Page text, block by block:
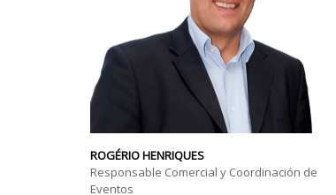
ROGÉRIO HENRIQUES
Responsable Comercial y Coordinación de
Eventos